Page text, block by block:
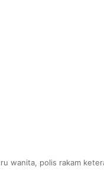
wanita, polis rakam